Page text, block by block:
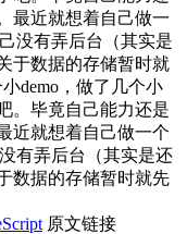
最近就想着自己做一
没有弄后台（其实是
于数据的存储暂时就
demo，做了几个小
。毕竟自己能力还是
近就想着自己做一个
有弄后台（其实是还
数据的存储暂时就先
原文链接